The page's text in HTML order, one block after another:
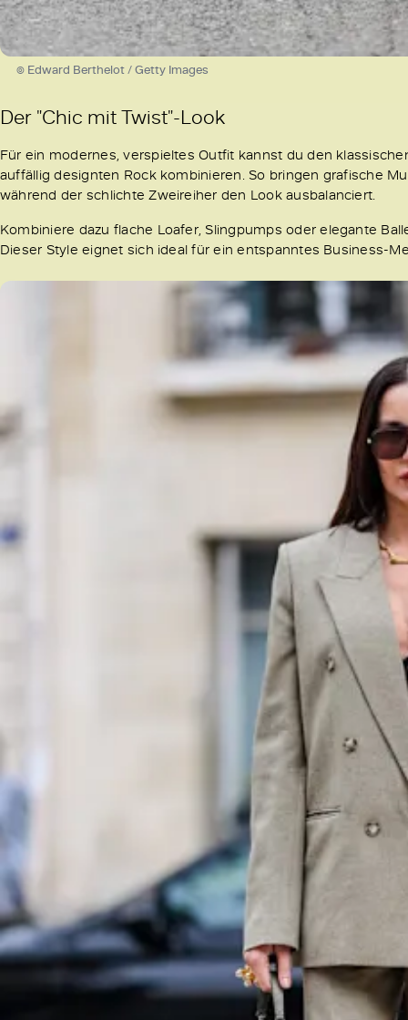
© Edward Berthelot / Getty Images
Der "Chic mit Twist"-Look
Für ein modernes, verspieltes Outfit kannst du den
auffällig designten Rock kombinieren. So bringen grafische
während der schlichte Zweireiher den Look ausbalanciert.
Kombiniere dazu flache Loafer, Slingpumps oder elegante
Dieser Style eignet sich ideal für ein entspanntes Business-